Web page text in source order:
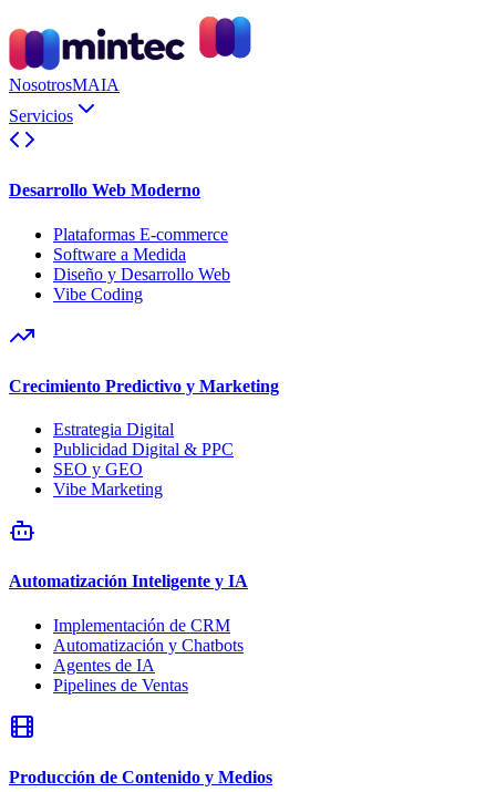
NosotrosMAIA
Servicios
Desarrollo Web Moderno
Plataformas E-commerce
Software a Medida
Diseño y Desarrollo Web
Vibe Coding
Crecimiento Predictivo y Marketing
Estrategia Digital
Publicidad Digital & PPC
SEO y GEO
Vibe Marketing
Automatización Inteligente y IA
Implementación de CRM
Automatización y Chatbots
Agentes de IA
Pipelines de Ventas
Producción de Contenido y Medios